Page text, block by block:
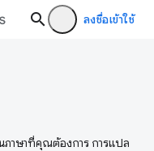
ลงชื่อเข้าใช้
ภาษาที่คุณต้องการ การแปล